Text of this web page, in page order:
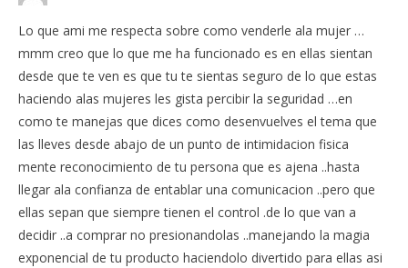
Lo que ami me respecta sobre como venderle ala mujer …
mmm creo que lo que me ha funcionado es en ellas sientan
desde que te ven es que tu te sientas seguro de lo que estas
haciendo alas mujeres les gista percibir la seguridad …en
como te manejas que dices como desenvuelves el tema que
las lleves desde abajo de un punto de intimidacion fisica
mente reconocimiento de tu persona que es ajena ..hasta
llegar ala confianza de entablar una comunicacion ..pero que
ellas sepan que siempre tienen el control .de lo que van a
decidir ..a comprar no presionandolas ..manejando la magia
exponencial de tu producto haciendolo divertido para ellas asi